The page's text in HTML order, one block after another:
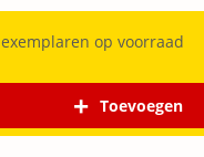
exemplaren op voorraad
Toevoegen